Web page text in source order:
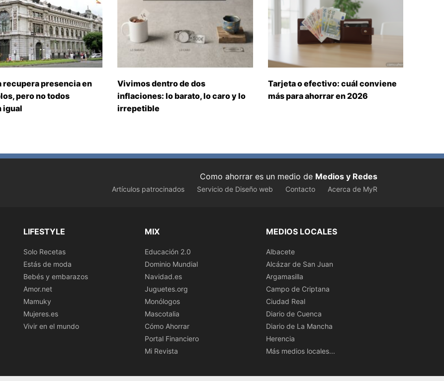
recupera presencia en
pero no todos
igual
Vivimos dentro de dos
inflaciones: lo barato, lo caro y lo
irrepetible
Tarjeta o efectivo: cuál conviene
más para ahorrar en 2026
Como ahorrar es un medio de Medios y Redes
Artículos patrocinados Servicio de Diseño web Contacto Acerca de MyR
LIFESTYLE
Solo Recetas
Estás de moda
Bebés y embarazos
Amor.net
Mamuky
Mujeres.es
Vivir en el mundo
MIX
Educación 2.0
Dominio Mundial
Navidad.es
Juguetes.org
Monólogos
Mascotalia
Cómo Ahorrar
Portal Financiero
Mi Revista
MEDIOS LOCALES
Albacete
Alcázar de San Juan
Argamasilla
Campo de Criptana
Ciudad Real
Diario de Cuenca
Diario de La Mancha
Herencia
Más medios locales...